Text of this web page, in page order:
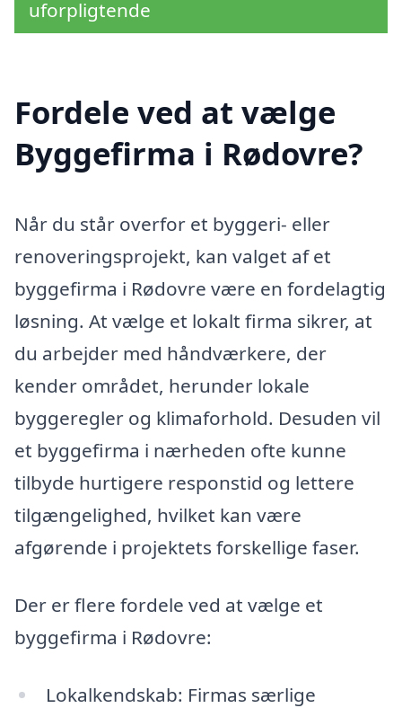
uforpligtende
Fordele ved at vælge
Byggefirma i Rødovre?
Når du står overfor et byggeri- eller
renoveringsprojekt, kan valget af et
byggefirma i Rødovre være en fordelagtig
løsning. At vælge et lokalt firma sikrer, at
du arbejder med håndværkere, der
kender området, herunder lokale
byggeregler og klimaforhold. Desuden vil
et byggefirma i nærheden ofte kunne
tilbyde hurtigere responstid og lettere
tilgængelighed, hvilket kan være
afgørende i projektets forskellige faser.
Der er flere fordele ved at vælge et
byggefirma i Rødovre:
Lokalkendskab: Firmas særlige